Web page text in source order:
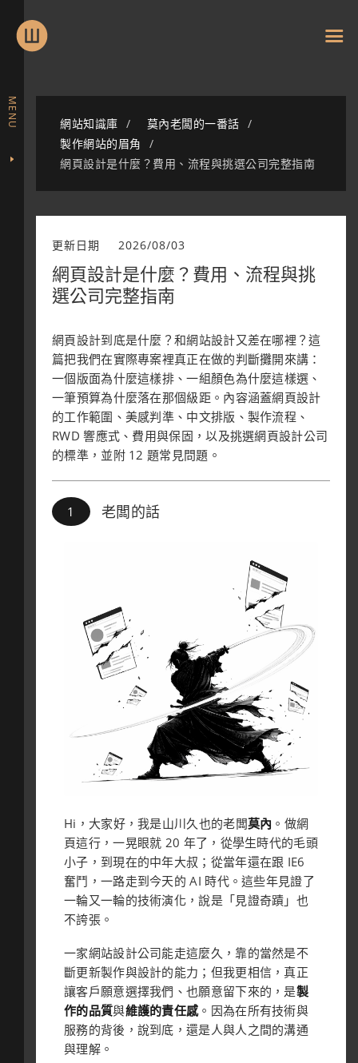
網站知識庫
莫內老闆的一番話
製作網站的眉角
網頁設計是什麼？費用、流程與挑選公司完整指南
MENU
更新日期 2026/08/03
網頁設計是什麼？費用、流程與挑
選公司完整指南
網頁設計到底是什麼？和網站設計又差在哪裡？這
篇把我們在實際專案裡真正在做的判斷攤開來講：
一個版面為什麼這樣排、一組顏色為什麼這樣選、
一筆預算為什麼落在那個級距。內容涵蓋網頁設計
的工作範圍、美感判準、中文排版、製作流程、
RWD 響應式、費用與保固，以及挑選網頁設計公司
的標準，並附 12 題常見問題。
老闆的話
Hi，大家好，我是山川久也的老闆莫內 。做網
頁這行，一晃眼就 20 年了，從學生時代的毛頭
小子，到現在的中年大叔；從當年還在跟 IE6
奮鬥，一路走到今天的 AI 時代。這些年見證了
一輪又一輪的技術演化，說是「見證奇蹟」也
不誇張。
一家網站設計公司能走這麼久，靠的當然是不
斷更新製作與設計的能力；但我更相信，真正
讓客戶願意選擇我們、也願意留下來的，是製
作的品質與維護的責任感。因為在所有技術與
服務的背後，說到底，還是人與人之間的溝通
與理解。